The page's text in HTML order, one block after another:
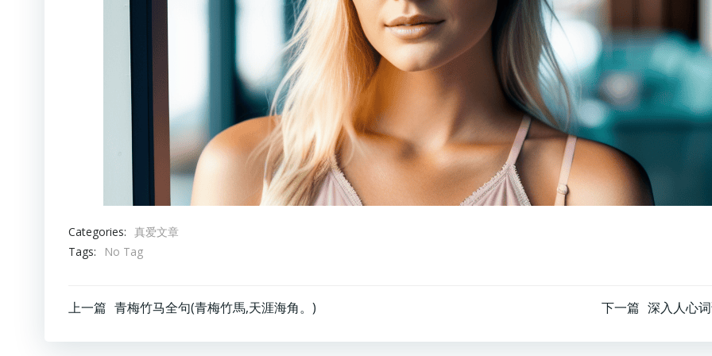
Categories: 真爱文章
Tags:
No Tag
文
上一篇 青梅竹马全句(青梅竹馬,天涯海角。) 下一篇 深入人心